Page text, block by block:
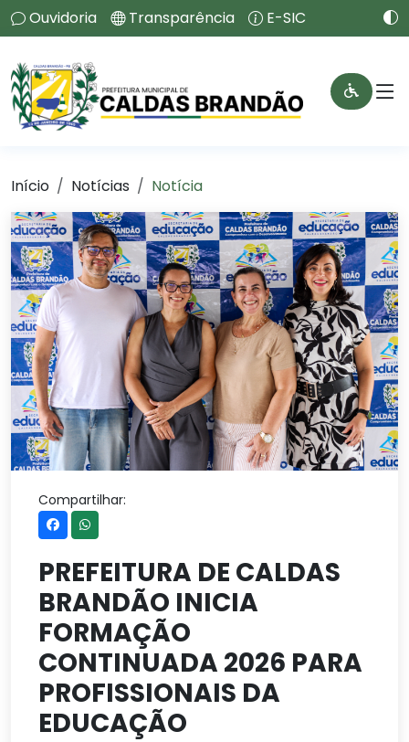
Ouvidoria Transparência E-SIC
Início Notícias Notícia
Compartilhar:
PREFEITURA DE CALDAS
BRANDÃO INICIA
FORMAÇÃO
CONTINUADA 2026 PARA
PROFISSIONAIS DA
EDUCAÇÃO